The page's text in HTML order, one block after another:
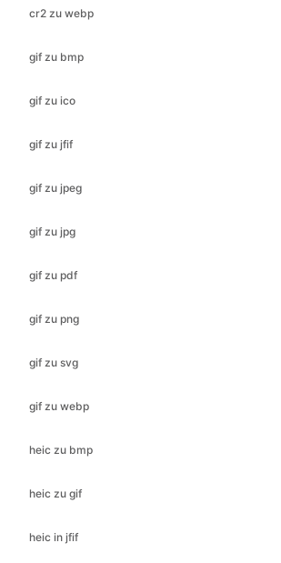
gif zu ico
gif zu jfif
gif zu jpeg
gif zu jpg
gif zu pdf
gif zu png
gif zu svg
gif zu webp
heic zu bmp
heic zu gif
heic in jfif
heic zu ico
heic zu jpeg